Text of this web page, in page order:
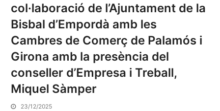
col·laboració de l’Ajuntament de la
Bisbal d’Empordà amb les
Cambres de Comerç de Palamós i
Girona amb la presència del
conseller d’Empresa i Treball,
Miquel Sàmper
23/12/2025